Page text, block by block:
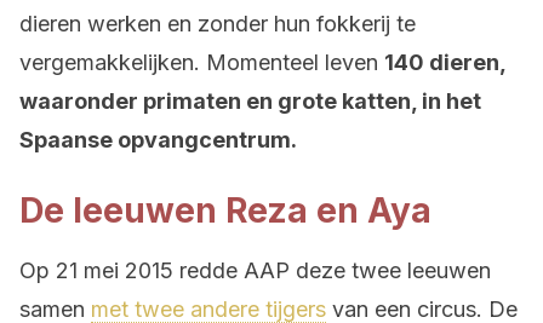
dieren werken en zonder hun fokkerij te
vergemakkelijken. Momenteel leven 140 dieren,
waaronder primaten en grote katten, in het
Spaanse opvangcentrum.
De leeuwen Reza en Aya
Op 21 mei 2015 redde AAP deze twee leeuwen
samen met twee andere tijgers van een circus. De